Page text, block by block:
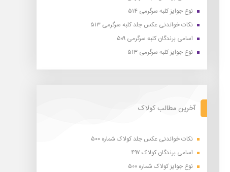
نوع جوایز کلبه سرگرمی ۵۱۴
نکات خواندنی عکس جلد کلبه سرگرمی ۵۱۳
اسامی برندگان کلبه سرگرمی ۵۰۹
نوع جوایز کلبه سرگرمی ۵۱۳
آخرین مطالب کولاک
نکات خواندنی عکس جلد کولاک شماره ۵۰۰
اسامی برندگان کولاک ۴۹۷
نوع جوایز کولاک شماره ۵۰۰